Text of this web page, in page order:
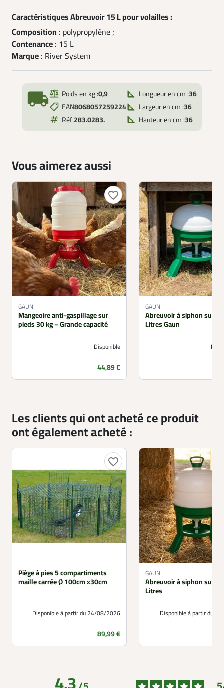
Caractéristiques Abreuvoir 15 L pour volailles :
Composition : polypropylène ;
Contenance : 15 L
Marque : River System
local_shipping Poids en kg :0,9
EAN8068057259224
Réf.283.0283.
Longueur en cm :36
Largeur en cm :36
Hauteur en cm :36
Vous aimerez aussi
favorite_border
GAUN
Mangeoire anti-gaspillage sur
pieds 30 kg – Grande capacité
Disponible
Prix
44,89 €
GAUN
Abreuvoir à siphon sur
Litres Gaun
Non
Les clients qui ont acheté ce produit
ont également acheté :
favorite_border
Piège à pies 5 compartiments
maille carrée Ø 100cm x30cm
Disponible à partir du 24/08/2026
Prix
89,99 €
GAUN
Abreuvoir à siphon sur
Litres
Disponible à partir du